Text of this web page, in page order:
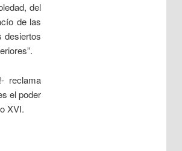
del
de las
desiertos
reclama
el poder
XVI.